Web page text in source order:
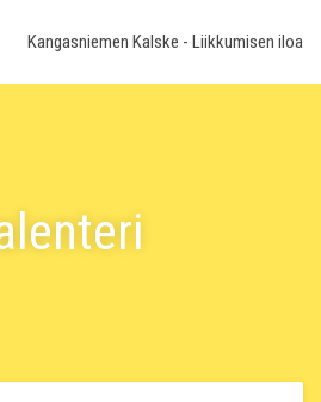
Kangasniemen Kalske - Liikkumisen iloa